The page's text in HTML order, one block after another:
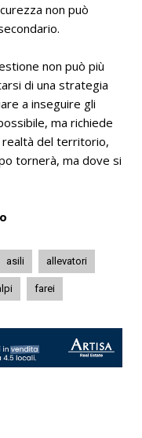
non può
non può più
di una strategia
a inseguire gli
ma richiede
realtà del territorio,
tornerà, ma dove si
asili allevatori
farei